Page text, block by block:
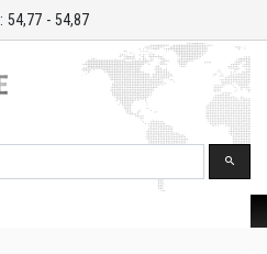
: 54,77 - 54,87